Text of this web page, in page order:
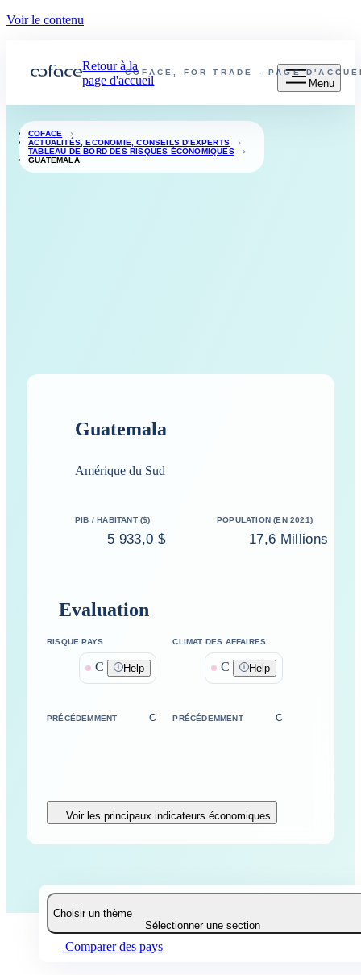
Voir le contenu
COFACE, FOR TRADE - PAGE
Retour à la
page d'accueil
Menu
COFACE
ACTUALITÉS, ECONOMIE, CONSEILS D'EXPERTS
TABLEAU DE BORD DES RISQUES ÉCONOMIQUES
GUATEMALA
Guatemala
Amérique du Sud
PIB / HABITANT ($)
5 933,0 $
POPULATION (EN 2021)
17,6 Millions
Evaluation
RISQUE PAYS
C Help
CLIMAT DES AFFAIRES
C Help
PRÉCÉDEMMENT C PRÉCÉDEMMENT C
Voir les principaux indicateurs économiques
Choisir un thème
Sélectionner une section
Comparer des pays